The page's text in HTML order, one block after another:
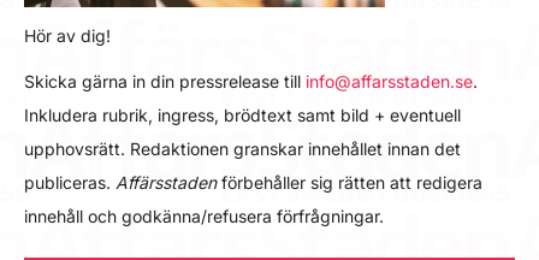
Hör av dig!
Skicka gärna in din pressrelease till info@affarsstaden.se.
Inkludera rubrik, ingress, brödtext samt bild + eventuell
upphovsrätt. Redaktionen granskar innehållet innan det
publiceras. Affärsstadenförbehåller sig rätten att redigera
innehåll och godkänna/refusera förfrågningar.